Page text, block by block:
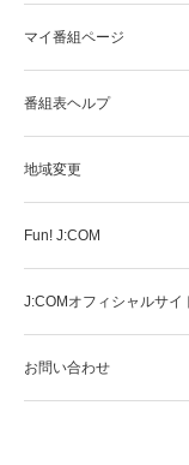
マイ番組ページ
番組表ヘルプ
地域変更
Fun! J:COM
J:COMオフィシャルサイ
お問い合わせ